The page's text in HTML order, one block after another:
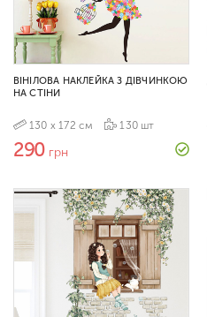
ВІНІЛОВА НАКЛЕЙКА З ДІВЧИНКОЮ
НА СТІНИ
130 х 172 см 130 шт
290 грн